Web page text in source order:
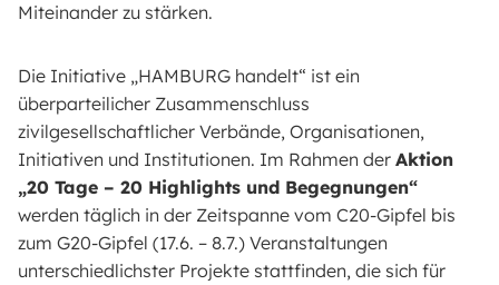
Miteinander zu stärken.
Die Initiative „HAMBURG handelt“ ist ein
überparteilicher Zusammenschluss
zivilgesellschaftlicher Verbände, Organisationen,
Initiativen und Institutionen. Im Rahmen der Aktion
„20 Tage – 20 Highlights und Begegnungen“
werden täglich in der Zeitspanne vom C20-Gipfel bis
zum G20-Gipfel (17.6. – 8.7.) Veranstaltungen
unterschiedlichster Projekte stattfinden, die sich für